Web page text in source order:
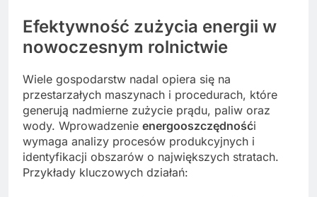
Efektywność zużycia energii w
nowoczesnym rolnictwie
Wiele gospodarstw nadal opiera się na
przestarzałych maszynach i procedurach, które
generują nadmierne zużycie prądu, paliw oraz
wody. Wprowadzenie energooszczędnośći
wymaga analizy procesów produkcyjnych i
identyfikacji obszarów o największych stratach.
Przykłady kluczowych działań: